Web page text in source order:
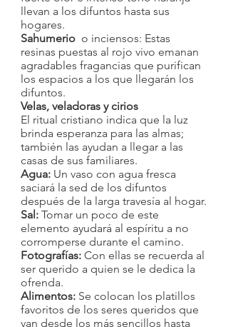
llevan a los difuntos hasta sus
hogares.
Sahumerio
  o inciensos: Estas
resinas puestas al rojo vivo emanan
agradables fragancias que purifican
los espacios a los que llegarán los
difuntos.
Velas, veladoras y cirios
El ritual cristiano indica que la luz
brinda esperanza para las almas;
también las ayudan a llegar a las
casas de sus familiares.
Agua: Un vaso con agua fresca
saciará la sed de los difuntos
después de la larga travesía al hogar.
Sal: Tomar un poco de este
elemento ayudará al espíritu a no
corromperse durante el camino.
Fotografías: Con ellas se recuerda al
ser querido a quien se le dedica la
ofrenda.
Alimentos: Se colocan los platillos
favoritos de los seres queridos que
van desde los más sencillos hasta